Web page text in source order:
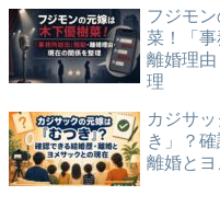
フジモ
菜！「事
離婚理
理
カジサ
き」？
離婚と